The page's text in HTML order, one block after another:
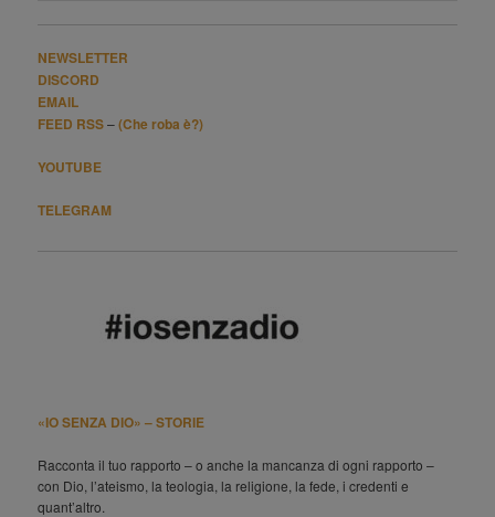
NEWSLETTER
DISCORD
EMAIL
FEED RSS–(Che roba è?)
YOUTUBE
TELEGRAM
«IO SENZA DIO» – STORIE
Racconta il tuo rapporto – o anche la mancanza di ogni rapporto –
con Dio, l’ateismo, la teologia, la religione, la fede, i credenti e
quant’altro.